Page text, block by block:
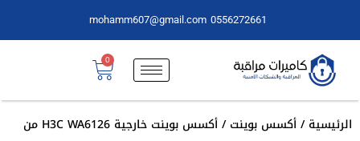
0556272661
mohamm607@gmail.com
0
الرئيسية/أكسس بوينت
/ أكسس بوينت خارجية H3C WA6126 من